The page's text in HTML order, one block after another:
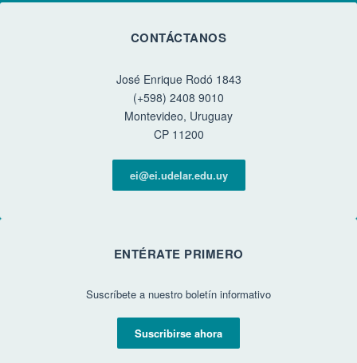
CONTÁCTANOS
José Enrique Rodó 1843
(+598) 2408 9010
Montevideo, Uruguay
CP 11200
ei@ei.udelar.edu.uy
ENTÉRATE PRIMERO
Suscríbete a nuestro boletín informativo
Suscribirse ahora